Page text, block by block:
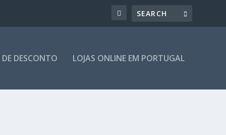
DESCONTO LOJAS ONLINE EM PORTUGAL